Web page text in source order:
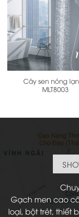
Cây sen nóng
MLT8003
Gạch men cao
loại, bột trét, thiết